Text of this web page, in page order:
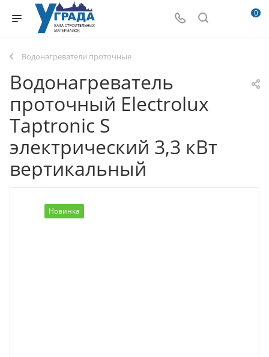
0
Водонагреватели проточные
Водонагреватель
проточный Electrolux
Taptronic S
электрический 3,3 кВт
вертикальный
Новинка